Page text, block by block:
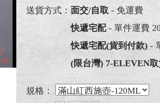
送貨方式： 面交/自取 - 免運費
快遞宅配- 單件運費
快遞宅配(貨到付款)-
(限台灣) 7-ELEVEN
規格：